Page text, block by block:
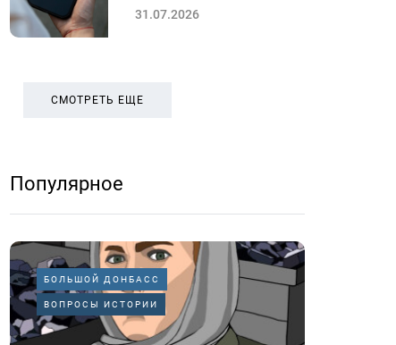
31.07.2026
СМОТРЕТЬ ЕЩЕ
Популярное
БОЛЬШОЙ ДОНБАСС
ВОПРОСЫ ИСТОРИИ